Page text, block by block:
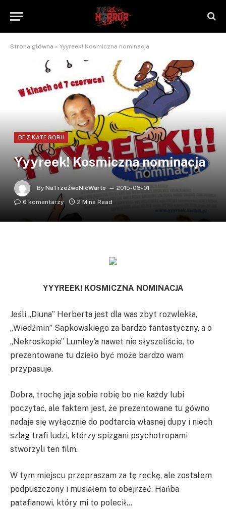
Strona główna » Yyyreek! Kosmiczna nominacja
BEZ KATEGORII
Yyyreek! Kosmiczna nominacja
By NaTrzeźwoNieWarto
2015-03-01
6 komentarzy
2 Mins Read
YYYREEK! KOSMICZNA NOMINACJA
Jeśli „Diuna” Herberta jest dla was zbyt rozwlekła,
„Wiedźmin” Sapkowskiego za bardzo fantastyczny, a o
„Nekroskopie” Lumley’a nawet nie słyszeliście, to
prezentowane tu dzieło być może bardzo wam
przypasuje.
Dobra, trochę jaja sobie robię bo nie każdy lubi
poczytać, ale faktem jest, że prezentowane tu gówno
nadaje się wyłącznie do podtarcia własnej dupy i niech
szlag trafi ludzi, którzy spizgani psychotropami
stworzyli ten film.
W tym miejscu przepraszam za tę reckę, ale zostałem
podpuszczony i musiałem to obejrzeć. Hańba
patafianowi, który mi to polecił…